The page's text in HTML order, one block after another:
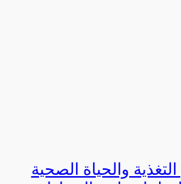
والحياة الصحية